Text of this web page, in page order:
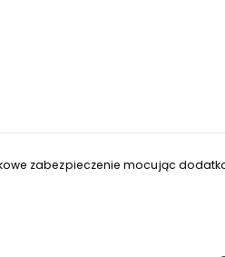
zabezpieczenie mocując